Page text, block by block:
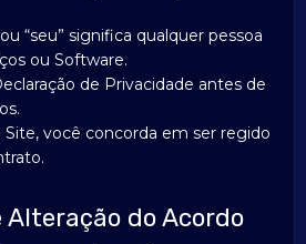
“seu” significa qualquer pessoa
ou Software.
de Privacidade antes de
Site, você concorda em ser regido
Alteração do Acordo